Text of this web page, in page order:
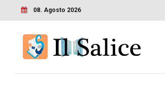
08. Agosto 2026